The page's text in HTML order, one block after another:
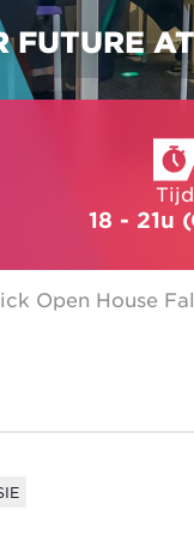
FUTURE
Tijd
18 - 21u
Open House